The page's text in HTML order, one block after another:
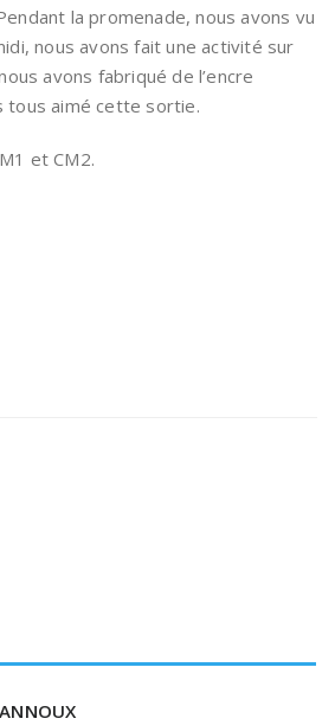
la promenade, nous avons vu
nous avons fait une activité sur
avons fabriqué de l’encre
tous aimé cette sortie.
et CM2.